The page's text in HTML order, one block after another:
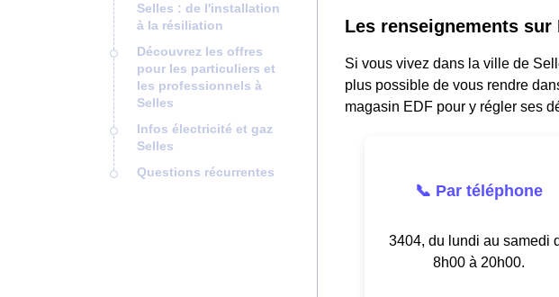
Selles : de l'installation
à la résiliation
Découvrez les offres
pour les particuliers et
les professionnels à
Selles
Infos électricité et gaz
Selles
Questions récurrentes
Les renseignements sur
Si vous vivez dans la ville de
plus possible de vous rendre
magasin EDF pour y régler ses
📞 Par téléphone
3404, du lundi au samedi
8h00 à 20h00.